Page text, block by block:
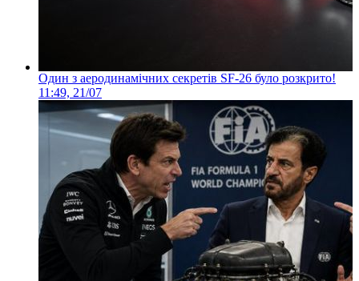
Один з аеродинамічних секретів SF-26 було розкрито!
11:49, 21/07